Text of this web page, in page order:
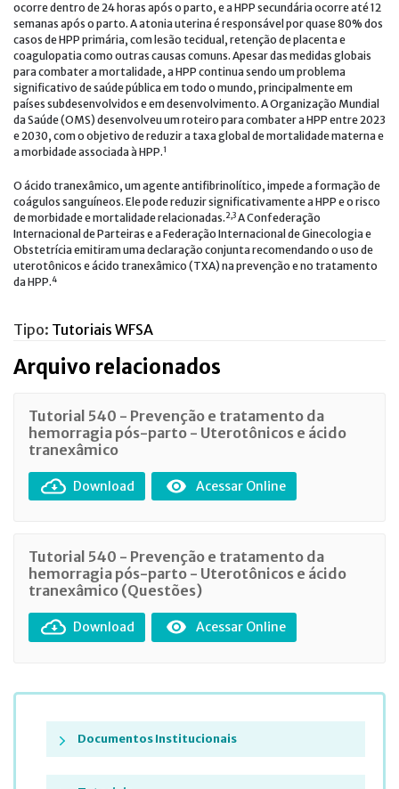
Documentos Institucionais
ocorre dentro de 24 horas após o parto, e a HPP secundária ocorre até 12
semanas após o parto. A atonia uterina é responsável por quase 80% dos
casos de HPP primária, com lesão tecidual, retenção de placenta e
coagulopatia como outras causas comuns. Apesar das medidas globais
para combater a mortalidade, a HPP continua sendo um problema
significativo de saúde pública em todo o mundo, principalmente em
países subdesenvolvidos e em desenvolvimento. A Organização Mundial
da Saúde (OMS) desenvolveu um roteiro para combater a HPP entre 2023
e 2030, com o objetivo de reduzir a taxa global de mortalidade materna e
a morbidade associada à HPP.1
O ácido tranexâmico, um agente antifibrinolítico, impede a formação de
coágulos sanguíneos. Ele pode reduzir significativamente a HPP e o risco
de morbidade e mortalidade relacionadas.2 3A Confederação
Internacional de Parteiras e a Federação Internacional de Ginecologia e
Obstetrícia emitiram uma declaração conjunta recomendando o uso de
uterotônicos e ácido tranexâmico (TXA) na prevenção e no tratamento
da HPP.4
Tipo: Tutoriais WFSA
Arquivo relacionados
Tutorial 540 - Prevenção e tratamento da
hemorragia pós-parto - Uterotônicos e ácido
tranexâmico
Download Acessar Online
Tutorial 540 - Prevenção e tratamento da
hemorragia pós-parto - Uterotônicos e ácido
tranexâmico (Questões)
Download Acessar Online